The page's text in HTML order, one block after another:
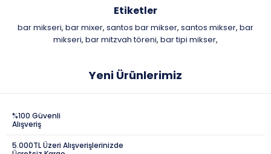
Etiketler
bar mikseri, bar mixer, santos bar mikser, santos mikser, bar
mikseri, bar mitzvah töreni, bar tipi mikser,
Yeni Ürünlerimiz
%100 Güvenli
Alışveriş
5.000TL Üzeri Alışverişlerinizde